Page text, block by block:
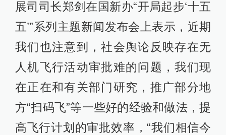
展司司长郑剑在国新办“开局起步‘十五
五’”系列主题新闻发布会上表示，近期
我们也注意到，社会舆论反映存在无
人机飞行活动审批难的问题，我们现
在正在和有关部门研究，推广部分地
方“扫码飞”等一些好的经验和做法，提
高飞行计划的审批效率，“我们相信今